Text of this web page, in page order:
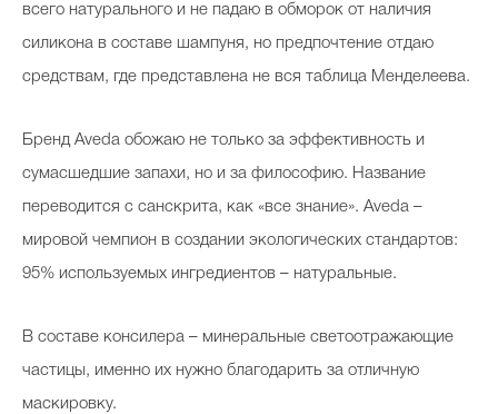
всего натурального и не падаю в обморок от наличия
силикона в составе шампуня, но предпочтение отдаю
средствам, где представлена не вся таблица Менделеева.
Бренд Aveda обожаю не только за эффективность и
сумасшедшие запахи, но и за философию. Название
переводится с санскрита, как «все знание». Aveda –
мировой чемпион в создании экологических стандартов:
95% используемых ингредиентов – натуральные.
В составе консилера – минеральные светоотражающие
частицы, именно их нужно благодарить за отличную
маскировку.